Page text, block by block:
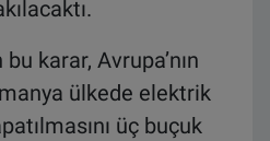
karar, Avrupa’nın
ülkede elektrik
üç buçuk